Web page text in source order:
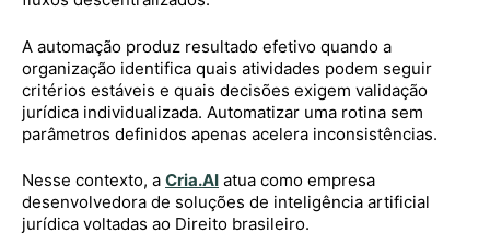
A automação produz resultado efetivo quando a
organização identifica quais atividades podem seguir
critérios estáveis e quais decisões exigem validação
jurídica individualizada. Automatizar uma rotina sem
parâmetros definidos apenas acelera inconsistências.
Nesse contexto, a Cria.AI atua como empresa
desenvolvedora de soluções de inteligência artificial
jurídica voltadas ao Direito brasileiro.